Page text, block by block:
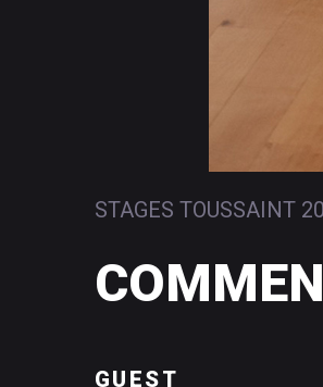
STAGES TOUSSAINT